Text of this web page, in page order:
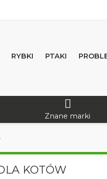
RYBKI PTAKI
Znane marki
KOTÓW